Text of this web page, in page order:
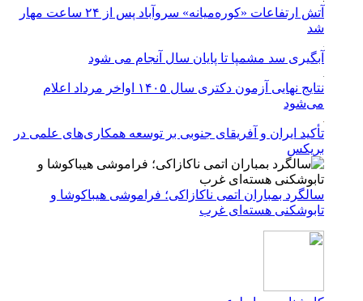
آتش ارتفاعات «کوره‌میانه» سروآباد پس از ۲۴ ساعت مهار
شد
آبگیری سد مشمپا تا پایان سال آنجام می شود
نتایج نهایی آزمون دکتری سال ۱۴۰۵ اواخر مرداد اعلام
می‌شود
تأکید ایران و آفریقای جنوبی بر توسعه همکاری‌های علمی در
بریکس
سالگرد بمباران اتمی ناکازاکی؛ فراموشی هیباکوشا و
تابوشکنی هسته‌ای غرب